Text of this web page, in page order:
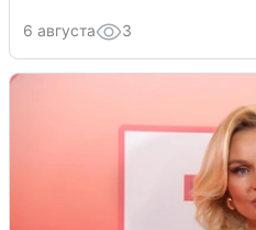
6 августа 3